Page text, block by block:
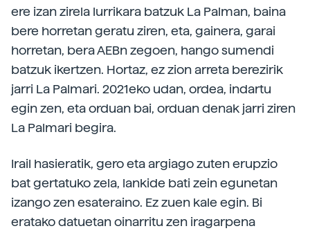
ere izan zirela lurrikara batzuk La Palman, baina
bere horretan geratu ziren, eta, gainera, garai
horretan, bera AEBn zegoen, hango sumendi
batzuk ikertzen. Hortaz, ez zion arreta berezirik
jarri La Palmari. 2021eko udan, ordea, indartu
egin zen, eta orduan bai, orduan denak jarri ziren
La Palmari begira.
Irail hasieratik, gero eta argiago zuten erupzio
bat gertatuko zela, lankide bati zein egunetan
izango zen esateraino. Ez zuen kale egin. Bi
eratako datuetan oinarritu zen iragarpena